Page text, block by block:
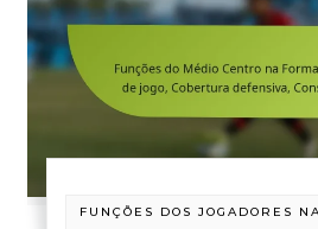
FUNÇÕES DOS JOGADORES